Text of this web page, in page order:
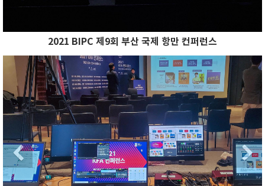
2021 BIPC 제9회 부산 국제 항만 컨퍼런스
Previous
Previous